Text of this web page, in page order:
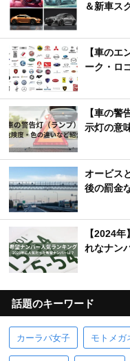
＆新車ス
【車の
ーク・ロ
【車の
示灯の意
オービス
後の罰金
【2024
れなナン
話題のキーワード
カーラバ女子 モトメガ